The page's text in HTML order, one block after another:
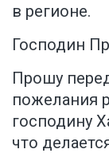
в регионе.
Господин
Прошу
пожелания
господину
что